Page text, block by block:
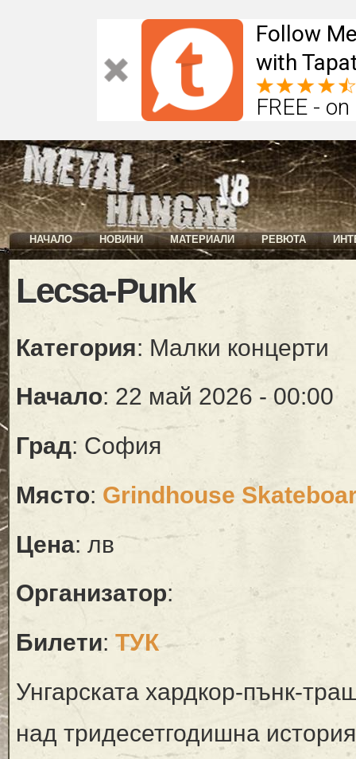
Follow
with
FREE -
НАЧАЛО НОВИНИ МАТЕРИАЛИ РЕВЮТА
Lecsa-Punk
Категория: Малки концерти
Начало: 22 май 2026 - 00:00
Град: София
Място: Grindhouse
Цена: лв
Организатор:
Билети: ТУК
Унгарската хардкор-пънк-
над тридесетгодишна